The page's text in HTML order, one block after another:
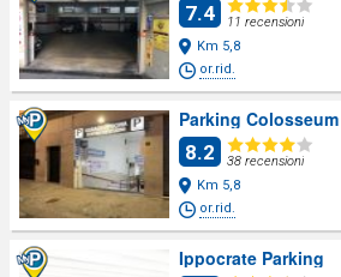
7.4
11 recensioni
Km 5,8
or.rid.
Parking Colosseum
8.2
38 recensioni
Km 5,8
or.rid.
Ippocrate Parking